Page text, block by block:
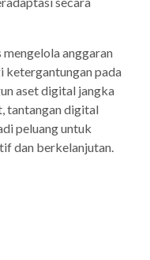
anggaran
ketergantungan pada
aset digital jangka
tantangan digital
peluang untuk
dan berkelanjutan.